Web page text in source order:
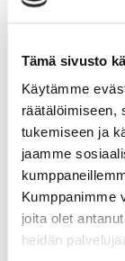
Tämä sivusto
Käytämme
räätälöimiseen,
tukemiseen ja
jaamme
Kumppanimme
joita olet
heidän